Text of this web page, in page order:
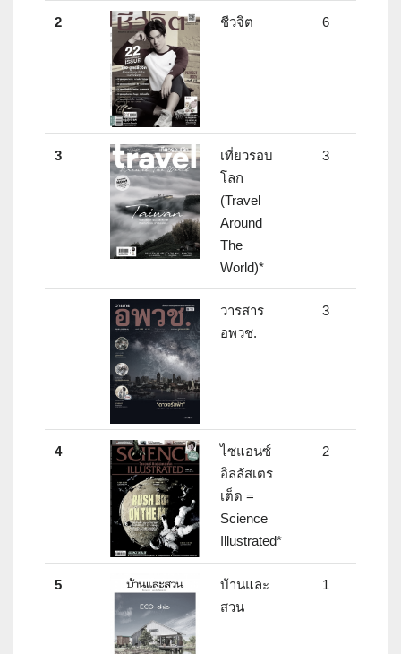
2 ชีวจิต 6
3
เที่ยวรอบ
โลก
(Travel
Around
The
World)*
3
วารสาร
อพวช.
3
4
ไซแอนซ์
อิลลัสเตร
เต็ด =
Science
Illustrated*
2
5
บ้านและ
สวน
1